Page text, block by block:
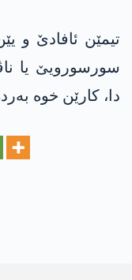
تیمێن ئافادێ و
سورسورویێ یا
دا، كارێن خوه‌